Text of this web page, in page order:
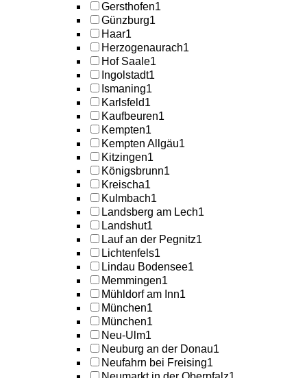
Gersthofen1
Günzburg1
Haar1
Herzogenaurach1
Hof Saale1
Ingolstadt1
Ismaning1
Karlsfeld1
Kaufbeuren1
Kempten1
Kempten Allgäu1
Kitzingen1
Königsbrunn1
Kreischa1
Kulmbach1
Landsberg am Lech1
Landshut1
Lauf an der Pegnitz1
Lichtenfels1
Lindau Bodensee1
Memmingen1
Mühldorf am Inn1
München1
München1
Neu-Ulm1
Neuburg an der Donau1
Neufahrn bei Freising1